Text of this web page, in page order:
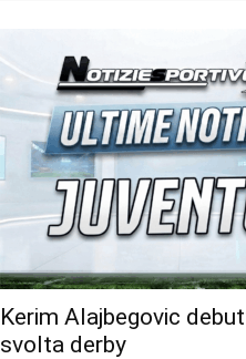
Kerim Alajbegovic
svolta derby